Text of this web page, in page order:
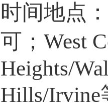
时间地点
可；West
Heights/
Hills/Irvine